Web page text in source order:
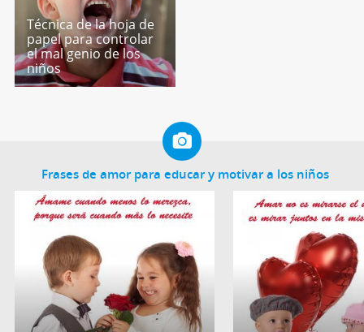
Técnica de la hoja de
papel para controlar
el mal genio de los
niños
Frases de amor para educar y motivar a los niños